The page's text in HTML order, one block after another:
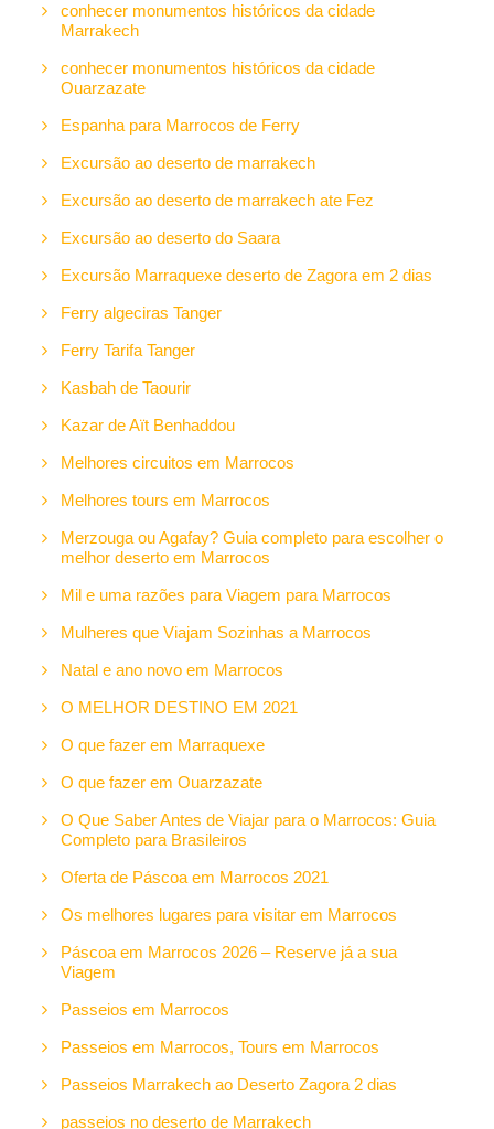
conhecer monumentos históricos da cidade
Marrakech
conhecer monumentos históricos da cidade
Ouarzazate
Espanha para Marrocos de Ferry
Excursão ao deserto de marrakech
Excursão ao deserto de marrakech ate Fez
Excursão ao deserto do Saara
Excursão Marraquexe deserto de Zagora em 2 dias
Ferry algeciras Tanger
Ferry Tarifa Tanger
Kasbah de Taourir
Kazar de Aït Benhaddou
Melhores circuitos em Marrocos
Melhores tours em Marrocos
Merzouga ou Agafay? Guia completo para escolher o
melhor deserto em Marrocos
Mil e uma razões para Viagem para Marrocos
Mulheres que Viajam Sozinhas a Marrocos
Natal e ano novo em Marrocos
O MELHOR DESTINO EM 2021
O que fazer em Marraquexe
O que fazer em Ouarzazate
O Que Saber Antes de Viajar para o Marrocos: Guia
Completo para Brasileiros
Oferta de Páscoa em Marrocos 2021
Os melhores lugares para visitar em Marrocos
Páscoa em Marrocos 2026 – Reserve já a sua
Viagem
Passeios em Marrocos
Passeios em Marrocos, Tours em Marrocos
Passeios Marrakech ao Deserto Zagora 2 dias
passeios no deserto de Marrakech